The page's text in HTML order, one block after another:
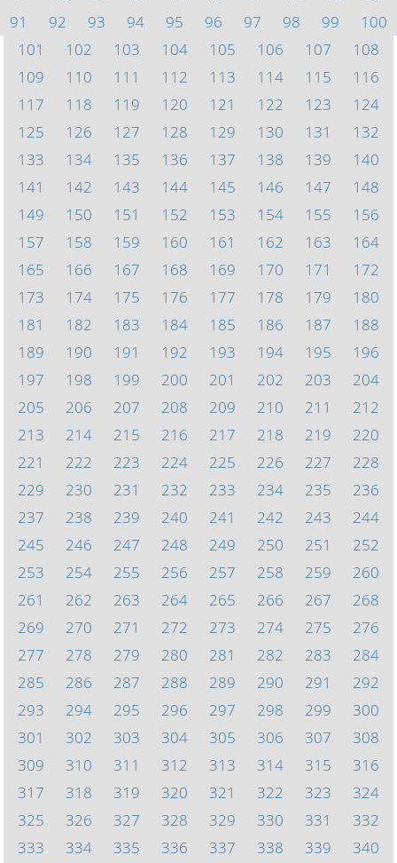
91
92 93 94 95 96 97 98 99
100
101
102 103 104 105 106 107
108
109
110 111 112 113 114 115
116
117
118 119 120 121 122 123
124
125
126 127 128 129 130 131
132
133
134 135 136 137 138 139
140
141
142 143 144 145 146 147
148
149
150 151 152 153 154 155
156
157
158 159 160 161 162 163
164
165
166 167 168 169 170 171
172
173
174 175 176 177 178 179
180
181
182 183 184 185 186 187
188
189
190 191 192 193 194 195
196
197
198 199 200 201 202 203
204
205
206 207 208 209 210 211
212
213
214 215 216 217 218 219
220
221
222 223 224 225 226 227
228
229
230 231 232 233 234 235
236
237
238 239 240 241 242 243
244
245
246 247 248 249 250 251
252
253
254 255 256 257 258 259
260
261
262 263 264 265 266 267
268
269
270 271 272 273 274 275
276
277
278 279 280 281 282 283
284
285
286 287 288 289 290 291
292
293
294 295 296 297 298 299
300
301
302 303 304 305 306 307
308
309
310 311 312 313 314 315
316
317
318 319 320 321 322 323
324
325
326 327 328 329 330 331
332
333
334 335 336 337 338 339 340